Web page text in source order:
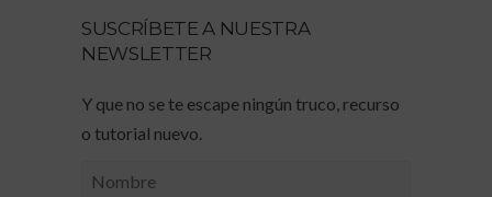
SUSCRÍBETE A NUESTRA
NEWSLETTER
Y que no se te escape ningún truco, recurso
o tutorial nuevo.